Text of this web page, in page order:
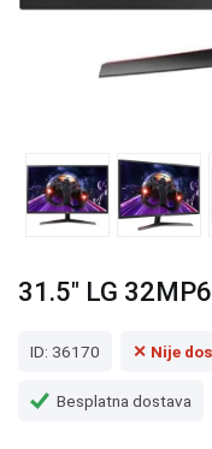
31.5" LG
ID: 36170 ✕ Nije
Besplatna dostava